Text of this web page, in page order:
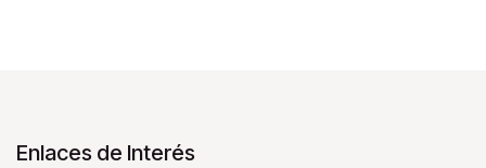
Enlaces de Interés